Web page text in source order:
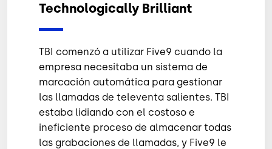
Technologically Brilliant
TBI comenzó a utilizar Five9 cuando la
empresa necesitaba un sistema de
marcación automática para gestionar
las llamadas de televenta salientes. TBI
estaba lidiando con el costoso e
ineficiente proceso de almacenar todas
las grabaciones de llamadas, y Five9 le